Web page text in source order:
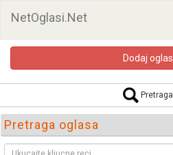
NetOglasi.Net
Dodaj oglas
Pretraga
Pretraga oglasa